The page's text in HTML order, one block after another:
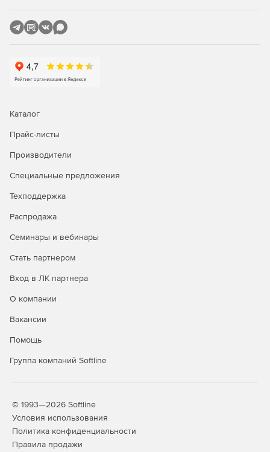
Каталог
Прайс-листы
Производители
Специальные предложения
Техподдержка
Распродажа
Семинары и вебинары
Стать партнером
Вход в ЛК партнера
О компании
Вакансии
Помощь
Группа компаний Softline
© 1993—2026 Softline
Условия использования
Политика конфиденциальности
Правила продажи